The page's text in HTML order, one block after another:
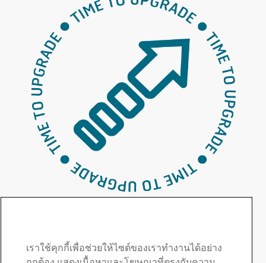
เติมหรือขอราคา
เราใช้คุกกี้เพื่อช่วยให้ไซต์ของเราทำงานได้อย่าง